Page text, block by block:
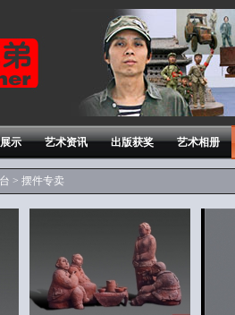
示 艺术资讯 出版获奖 艺术相册
> 摆件专卖